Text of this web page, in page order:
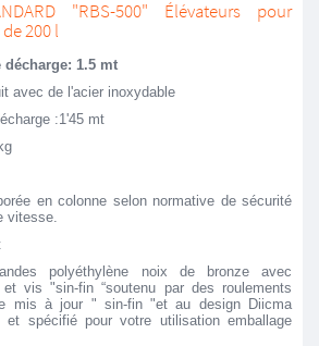
"RBS-500" Élévateurs pour
200 l
décharge: 1.5 mt
avec de l'acier inoxydable
:1'45 mt
en colonne selon normative de sécurité
vitesse.
polyéthylène noix de bronze avec
vis "sin-fin “soutenu par des roulements
mis à jour " sin-fin "et au design Diicma
et spécifié pour votre utilisation emballage